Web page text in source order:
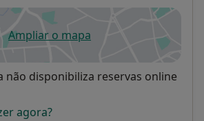
Ampliar o mapaabre num novo separador
não disponibiliza reservas online
agora?